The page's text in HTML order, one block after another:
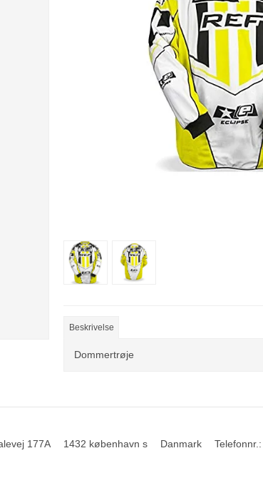
Beskrivelse
Dommertrøje
177A 1432 københavn s Danmark Telefonnr. :